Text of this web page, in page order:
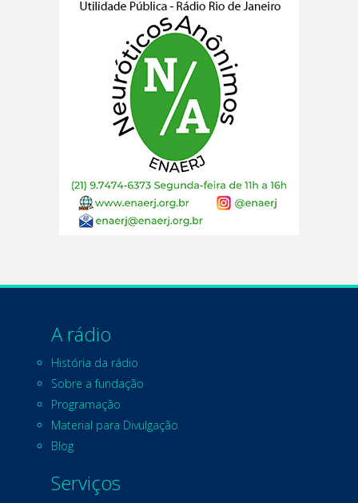
A rádio
História da rádio
Sobre a fundação
Programação
Material para Divulgação
Blog
Serviços